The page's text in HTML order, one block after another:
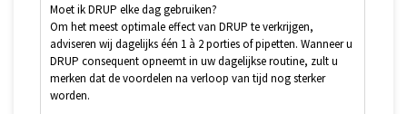
Moet ik DRUP elke dag gebruiken?
Om het meest optimale effect van DRUP te verkrijgen,
adviseren wij dagelijks één 1 à 2 porties of pipetten. Wanneer u
DRUP consequent opneemt in uw dagelijkse routine, zult u
merken dat de voordelen na verloop van tijd nog sterker
worden.